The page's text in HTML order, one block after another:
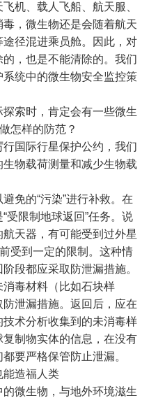
机、载人飞船、航天服、
，微生物还是会随着航天
径混进乘员舱。因此，对
，也是不能清除的。我们
统中的微生物安全监控策
索时，肯定会有一些微生
怎样的防范？
国际行星保护公约，我们
物载荷测量和减少生物载
的“污染”进行补救。在
受限制地球返回”任务。说
天器，有可能受到过外星
受到一定的限制。这种情
段都应采取防泄漏措施。
毒材料（比如石块样
泄漏措施。返回后，应在
术分析收集到的未消毒样
制物实体的信息，在没有
要严格保管防止泄漏。
造福人类
微生物，与地外环境滋生